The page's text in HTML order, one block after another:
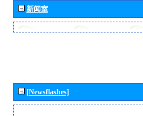
新闻室
[Newsflashes]